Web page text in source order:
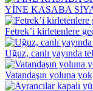
YİNE KASABA
Fetrek’i kirletenlere
Uğuz, canlı yayında
Vatandaşın yoluna